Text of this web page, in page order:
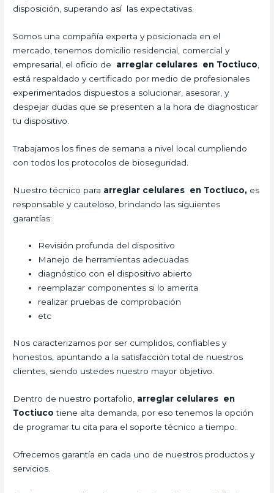
disposición, superando así las expectativas.
Somos una compañía experta y posicionada en el
mercado, tenemos domicilio residencial, comercial y
empresarial, el oficio de arreglar celulares en Toctiuco
está respaldado y certificado por medio de profesionales
experimentados dispuestos a solucionar, asesorar, y
despejar dudas que se presenten a la hora de diagnosticar
tu dispositivo.
Trabajamos los fines de semana a nivel local cumpliendo
con todos los protocolos de bioseguridad.
Nuestro técnico para arreglar celulares en Toctiuco, es
responsable y cauteloso, brindando las siguientes
garantías:
Revisión profunda del dispositivo
Manejo de herramientas adecuadas
diagnóstico con el dispositivo abierto
reemplazar componentes si lo amerita
realizar pruebas de comprobación
etc
Nos caracterizamos por ser cumplidos, confiables y
honestos, apuntando a la satisfacción total de nuestros
clientes, siendo ustedes nuestro mayor objetivo.
Dentro de nuestro portafolio, arreglar celulares en
Toctiuco tiene alta demanda, por eso tenemos la opción
de programar tu cita para el soporte técnico a tiempo.
Ofrecemos garantía en cada uno de nuestros productos y
servicios.